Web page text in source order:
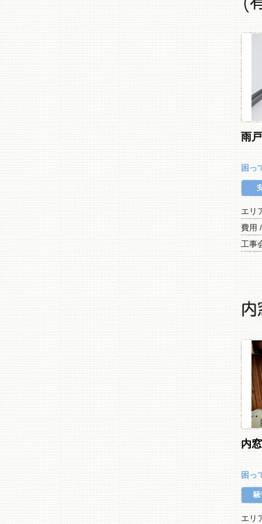
雨
困っ
エ
費用
工事
内
困っ
騒
エ